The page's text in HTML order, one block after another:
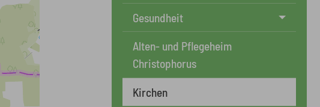
Gesundheit
Alten- und Pflegeheim
Christophorus
Kirchen